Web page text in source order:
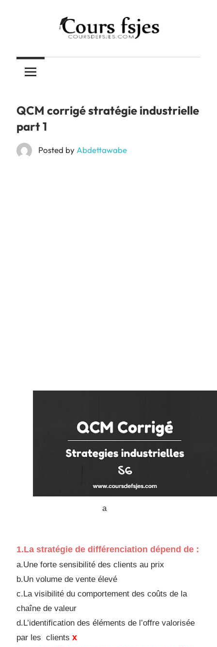
COURS
FSJES
vos
cours
ENCG
QCM corrigé stratégie industrielle
part 1
Posted by Abdettawabe
a
1.La stratégie de différenciation dépend de :
a.Une forte sensibilité des clients au prix
b.Un volume de vente élevé
c.La visibilité du comportement des coûts de la
chaîne de valeur
d.L’identification des éléments de l’offre valorisée
par les clients x